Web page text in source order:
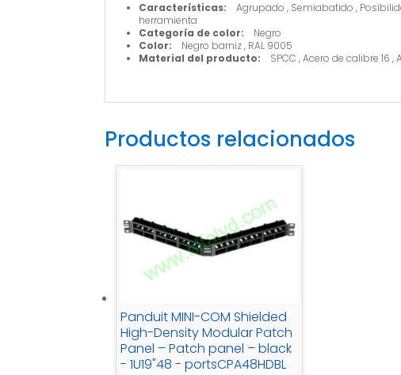
Características: Agrupado , Semiabatido ,
herramienta
Categoría de color: Negro
Color: Negro barniz , RAL 9005
Material del producto: SPCC , Acero de calibre 16 ,
Productos relacionados
Panduit MINI-COM Shielded
High-Density Modular Patch
Panel – Patch panel – black
- 1U19"48 - portsCPA48HDBL